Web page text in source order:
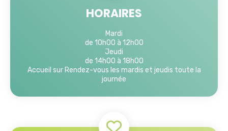
HORAIRES
Mardi
de 10h00 à 12h00
Jeudi
de 14h00 à 18h00
Accueil sur Rendez-vous les mardis et jeudis toute la
journée